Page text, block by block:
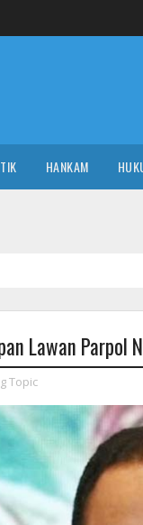
HANKAM
Lawan Parpol
Topic